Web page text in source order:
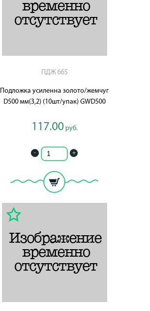
ПДЖ 665
Подложка усиленна золото/жемчуг
D500 мм(3,2) (10шт/упак) GWD500
117.00руб.
- +